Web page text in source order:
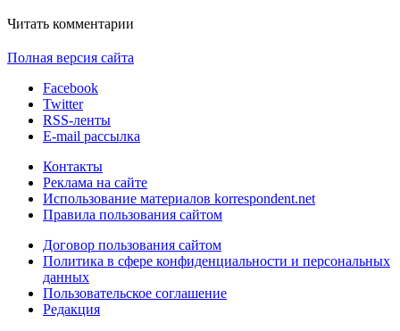
Читать комментарии
Полная версия сайта
Facebook
Twitter
RSS-ленты
E-mail рассылка
Контакты
Реклама на сайте
Использование материалов korrespondent.net
Правила пользования сайтом
Договор пользования сайтом
Политика в сфере конфиденциальности и персональных
данных
Пользовательское соглашение
Редакция